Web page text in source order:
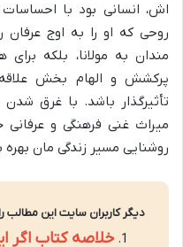
اش، انسانی بود با
روحی که او را به اوج عرفان
مندان به مولانا، بلکه
پرکشش و الهام بخش علاقه
تأثیرگذار باشد. با غرق شدن
میراث غنی فرهنگی و عرفانی
روشنایی مسیر زندگی مان بهره
دیگر کاربران سایت این مطالب
خلاصه کتاب اگر